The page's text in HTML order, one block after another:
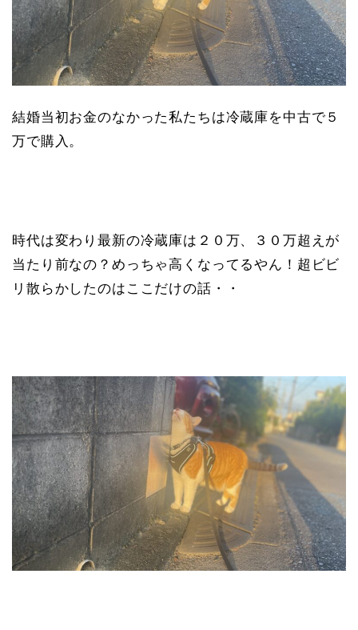
結婚当初お金のなかった私たちは冷蔵庫を中古で５
万で購入。
時代は変わり最新の冷蔵庫は２０万、３０万超えが
当たり前なの？めっちゃ高くなってるやん！超ビビ
リ散らかしたのはここだけの話・・